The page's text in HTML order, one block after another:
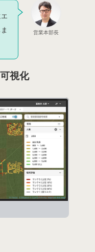
営業本部長
視化